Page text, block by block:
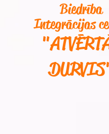
Biedrība
Integrācijas
DURVIS